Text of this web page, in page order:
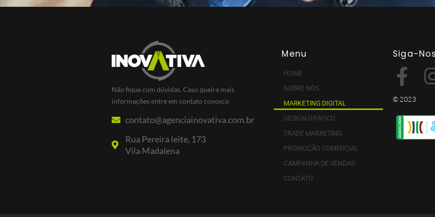
Não fique com dúvidas. Caso queira mais
informações entre em contato conosco
contato@agenciainovativa.com.br
Rua Pereira leite, 173
Vila Madalena
Menu
HOME
SOBRE NÓS
MARKETING DIGITAL
DESIGN GRÁFICO
TRADE MARKETING
PROMOÇÃO COMERCIAL
CAMPANHA DE VENDAS
CONTATO
Siga-
© 2023